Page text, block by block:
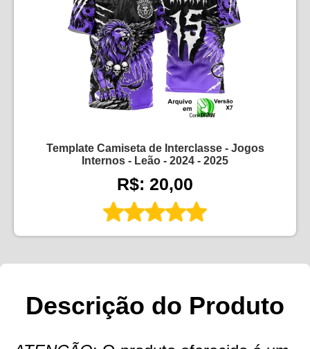
Template Camiseta de Interclasse - Jogos
Internos - Leão - 2024 - 2025
R$: 20,00
Descrição do Produto